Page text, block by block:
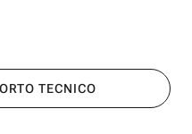
TECNICO